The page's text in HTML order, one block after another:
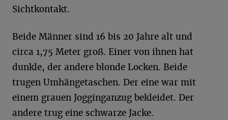
Sichtkontakt.
Beide Männer sind 16 bis 20 Jahre alt und
circa 1,75 Meter groß. Einer von ihnen hat
dunkle, der andere blonde Locken. Beide
trugen Umhängetaschen. Der eine war mit
einem grauen Jogginganzug bekleidet. Der
andere trug eine schwarze Jacke.